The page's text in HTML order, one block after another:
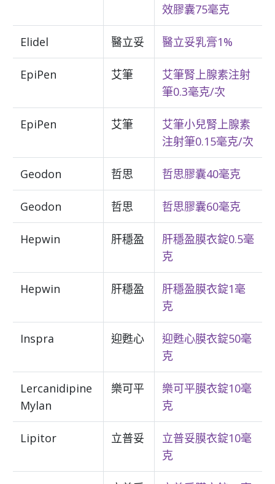
效膠囊75毫克
Elidel 醫立妥 醫立妥乳膏1%
EpiPen 艾筆
艾筆腎上腺素注射
筆0.3毫克/次
EpiPen 艾筆
艾筆小兒腎上腺素
注射筆0.15毫克/次
Geodon 哲思 哲思膠囊40毫克
Geodon 哲思 哲思膠囊60毫克
Hepwin 肝穩盈
肝穩盈膜衣錠0.5毫
克
Hepwin 肝穩盈
肝穩盈膜衣錠1毫
克
Inspra 迎甦心
迎甦心膜衣錠50毫
克
Lercanidipine
Mylan
樂可平
樂可平膜衣錠10毫
克
Lipitor 立普妥
立普妥膜衣錠10毫
克